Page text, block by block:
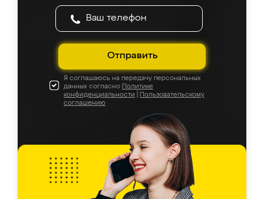
Отправить
Я соглашаюсь на передачу персональных
данных согласно Политике
конфиденциальности
Пользовательскому
соглашению